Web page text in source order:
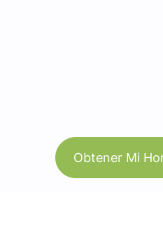
Obtener Mi